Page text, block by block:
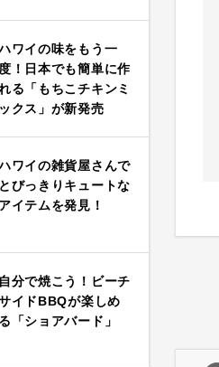
ワイの味をもう一
度！日本でも簡単に作
る「もちこチキンミ
ックス」が新発売
ワイの雑貨屋さんで
とびっきりキュートな
アイテムを発見！
自分で焼こう！ビーチ
イドBBQが楽しめ
る「ショアバード」